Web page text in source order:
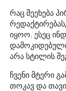
რაც შეეხება
იყოო. ესეც
არა სტილის
ჩვენი მტერი
თოკავ და თავი